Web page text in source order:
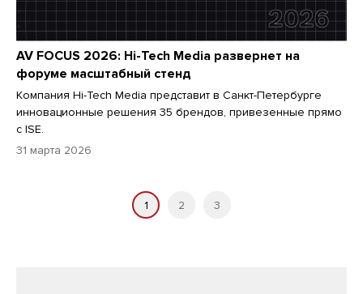
AV FOCUS 2026: Hi-Tech Media развернет на
форуме масштабный стенд
Компания Hi-Tech Media представит в Санкт-Петербурге
инновационные решения 35 брендов, привезенные прямо
с ISE.
31 марта 2026
1 2 3